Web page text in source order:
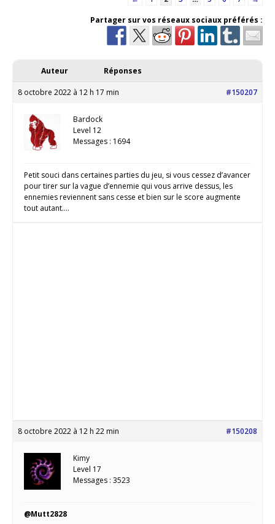
Partager sur vos réseaux sociaux préférés :
Auteur Réponses
8 octobre 2022 à 12 h 17 min #150207
Bardock
Level 12
Messages : 1694
Petit souci dans certaines parties du jeu, si vous cessez d’avancer
pour tirer sur la vague d’ennemie qui vous arrive dessus, les
ennemies reviennent sans cesse et bien sur le score augmente
tout autant….
8 octobre 2022 à 12 h 22 min #150208
Kimy
Level 17
Messages : 3523
@Mutt2828